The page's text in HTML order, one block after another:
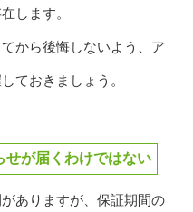
します。
から後悔しないよう、ア
ておきましょう。
せが届くわけではない
ありますが、保証期間の